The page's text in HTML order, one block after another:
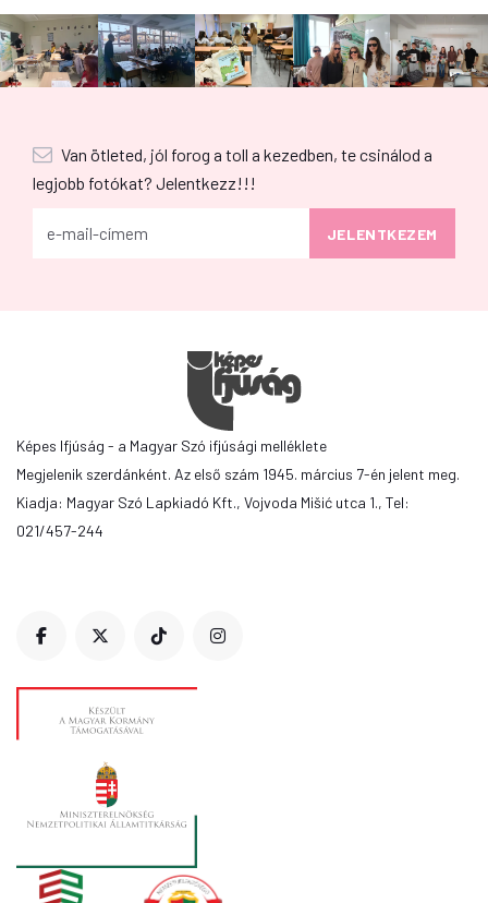
Van ötleted, jól forog a toll a kezedben, te csinálod a
legjobb fotókat? Jelentkezz!!!
Képes Ifjúság - a Magyar Szó ifjúsági melléklete
Megjelenik szerdánként. Az első szám 1945. március 7-én jelent meg.
Kiadja: Magyar Szó Lapkiadó Kft., Vojvoda Mišić utca 1., Tel:
021/457-244